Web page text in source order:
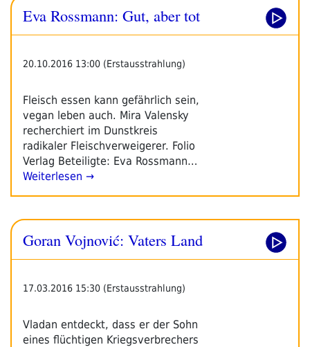
Immer
Eva Rossmann: Gut, aber tot
20.10.2016 13:00 (Erstausstrahlung)
Fleisch essen kann gefährlich sein,
vegan leben auch. Mira Valensky
recherchiert im Dunstkreis
radikaler Fleischverweigerer. Folio
Verlag Beteiligte: Eva Rossmann…
Weiterlesen →
Goran Vojnović: Vaters Land
17.03.2016 15:30 (Erstausstrahlung)
Vladan entdeckt, dass er der Sohn
eines flüchtigen Kriegsver­brechers